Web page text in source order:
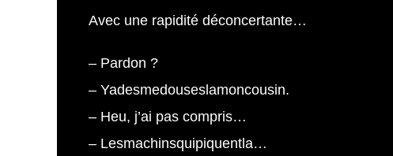
Avec une rapidité déconcertante…
– Pardon ?
– Yadesmedouseslamoncousin.
– Heu, j’ai pas compris…
– Lesmachinsquipiquentla…